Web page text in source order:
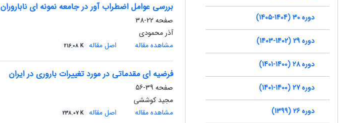
بررسی عوامل اضطراب آور در جامعه نمونه ای ناباروران
صفحه22-38
آذر محمودی
مشاهده مقاله
اصل مقاله 216.08 K
فرضیه ای مقدماتی در مورد تغییرات باروری در ایران
صفحه 39-56
مجید کوششی
مشاهده مقاله
اصل مقاله 238.07 K
دوره 30 (1404-1405)
دوره 29 (1402-1403)
دوره 28 (1400-1401)
دوره 27 (1400-1401)
دوره 26 (1399)